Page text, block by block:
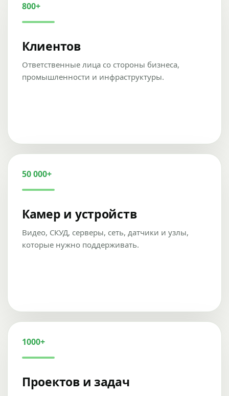
800+
Клиентов
Ответственные лица со стороны бизнеса,
промышленности и инфраструктуры.
50 000+
Камер и устройств
Видео, СКУД, серверы, сеть, датчики и узлы,
которые нужно поддерживать.
1000+
Проектов и задач